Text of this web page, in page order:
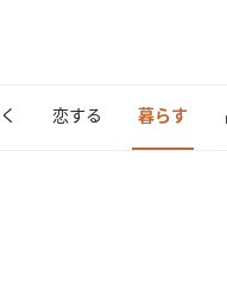
恋する 暮らす